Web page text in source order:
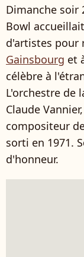
Dimanche soir
Bowl
d'artistes pour
Gainsbourg et
célèbre à
L'orchestre de
Claude
compositeur
sorti en 1971.
d'honneur.